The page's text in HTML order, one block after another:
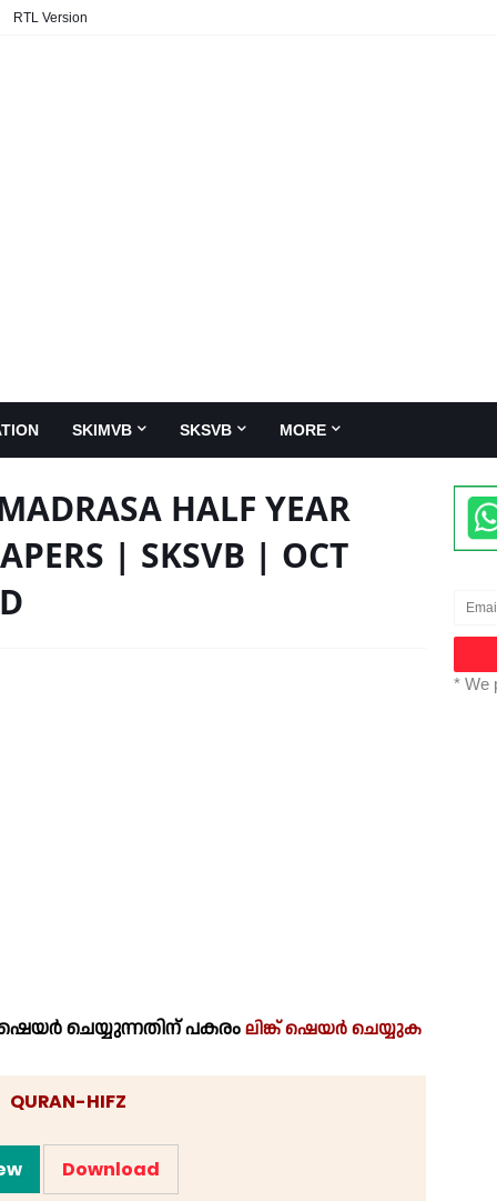
RTL Version
SKIMVB SKSVB MORE
HALF YEAR
| SKSVB | OCT
ചെയ്യുന്നതിന് പകരംലിങ്ക് ഷെയർ ചെയ്യുക
QURAN-HIFZ
Download
* We